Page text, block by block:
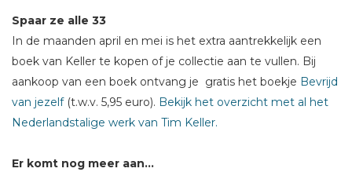
Spaar ze alle 33
In de maanden april en mei is het extra aantrekkelijk een
boek van Keller te kopen of je collectie aan te vullen. Bij
aankoop van een boek ontvang je gratis het boekje Bevrijd
van jezelf(t.w.v. 5,95 euro). Bekijk het overzicht met al het
Nederlandstalige werk van Tim Keller.
Er komt nog meer aan...